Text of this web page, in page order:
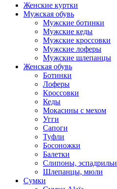
Женские куртки
Мужская обувь
Мужские ботинки
Мужские кеды
Мужские кроссовки
Мужские лоферы
Мужские шлепанцы
Женская обувь
Ботинки
Лоферы
Кроссовки
Кеды
Мокасины с мехом
Угги
Сапоги
Туфли
Босоножки
Балетки
Слипоны, эспадрильи
Шлепанцы, мюли
Сумки